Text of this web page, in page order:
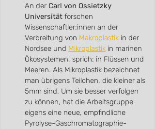
An der Carl von Ossietzky
Universität forschen
Wissenschaftler:innen an der
Verbreitung von Makroplastik in der
Nordsee und Mikroplastik in marinen
Ökosystemen, sprich: in Flüssen und
Meeren. Als Mikroplastik bezeichnet
man übrigens Teilchen, die kleiner als
5mm sind. Um sie besser verfolgen
zu können, hat die Arbeitsgruppe
eigens eine neue, empfindliche
Pyrolyse-Gaschromatographie-